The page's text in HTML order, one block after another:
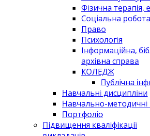
Фізична терапія,
Соціальна робота
Право
Психологія
Інформаційна,
архівна справа
КОЛЕДЖ
Публічна
Навчальні дисципліни
Навчально-методичні
Портфоліо
Підвищення кваліфікації